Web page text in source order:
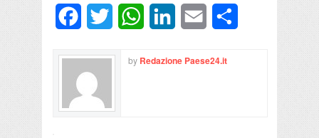
FacebookTwitter WhatsAppLinkedInEmail
by Redazione Paese24.it